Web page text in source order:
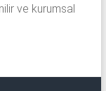
ve kurumsal